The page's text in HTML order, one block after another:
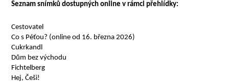
Seznam snímků dostupných online v rámci přehlídky:
Cestovatel
Co s Péťou? (online od 16. března 2026)
Cukrkandl
Dům bez východu
Fichtelberg
Hej, Češi!